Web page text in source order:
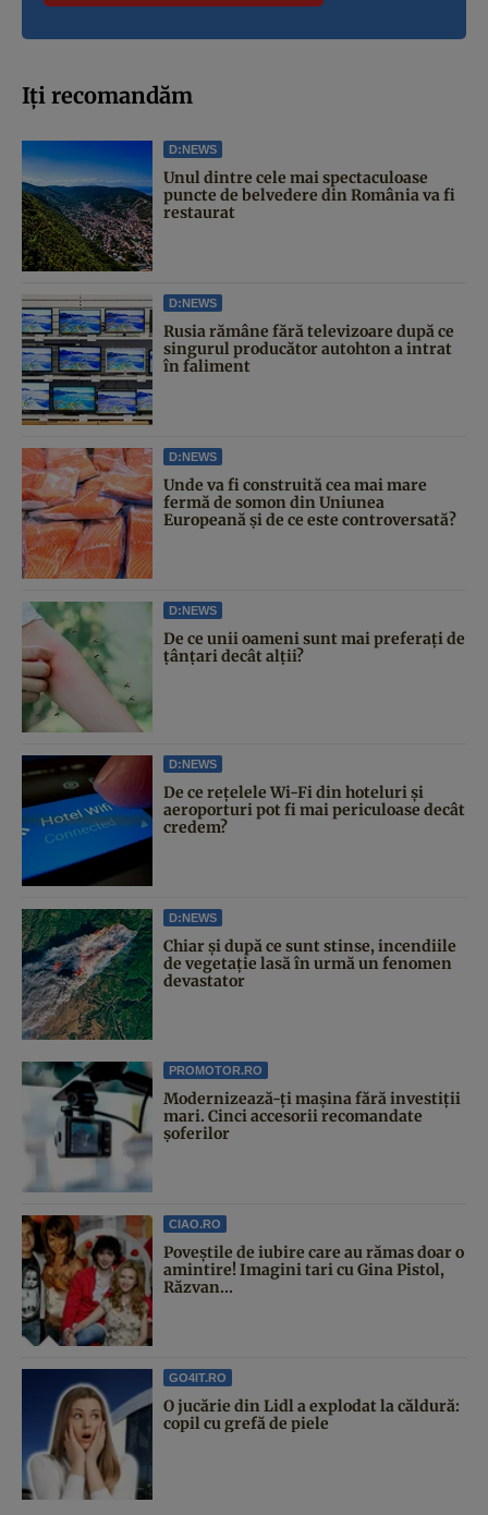
Iți recomandăm
D:NEWS
Unul dintre cele mai spectaculoase
puncte de belvedere din România va fi
restaurat
D:NEWS
Rusia rămâne fără televizoare după ce
singurul producător autohton a intrat
în faliment
D:NEWS
Unde va fi construită cea mai mare
fermă de somon din Uniunea
Europeană și de ce este controversată?
D:NEWS
De ce unii oameni sunt mai preferați de
țânțari decât alții?
D:NEWS
De ce rețelele Wi-Fi din hoteluri și
aeroporturi pot fi mai periculoase decât
credem?
D:NEWS
Chiar și după ce sunt stinse, incendiile
de vegetație lasă în urmă un fenomen
devastator
PROMOTOR.RO
Modernizează-ți mașina fără investiții
mari. Cinci accesorii recomandate
șoferilor
CIAO.RO
Poveştile de iubire care au rămas doar o
amintire! Imagini tari cu Gina Pistol,
Răzvan...
GO4IT.RO
O jucărie din Lidl a explodat la căldură:
copil cu grefă de piele